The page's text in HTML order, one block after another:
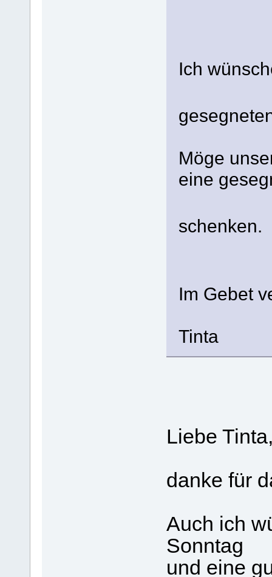
Ich
Möge
eine
schenken.
Im Gebet
Tinta
Liebe
danke für
Auch ich
Sonntag
und eine